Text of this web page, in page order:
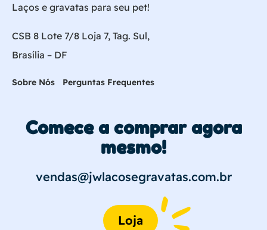
Laços e gravatas para seu pet!
CSB 8 Lote 7/8 Loja 7, Tag. Sul,
Brasília – DF
Sobre Nós Perguntas Frequentes
Comece a comprar agora
mesmo!
vendas@jwlacosegravatas.com.br
Loja